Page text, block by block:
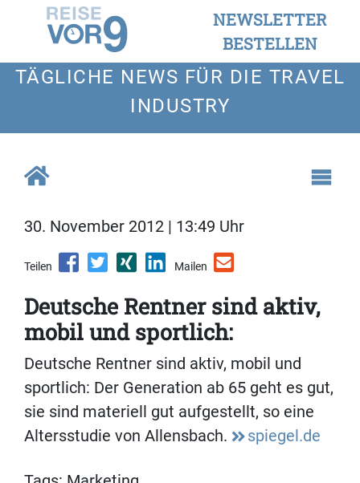
NEWSLETTER
BESTELLEN
TÄGLICHE NEWS FÜR DIE TRAVEL
INDUSTRY
30. November 2012 | 13:49 Uhr
Teilen Mailen
Deutsche Rentner sind aktiv,
mobil und sportlich:
Deutsche Rentner sind aktiv, mobil und
sportlich: Der Generation ab 65 geht es gut,
sie sind materiell gut aufgestellt, so eine
Altersstudie von Allensbach.
spiegel.de